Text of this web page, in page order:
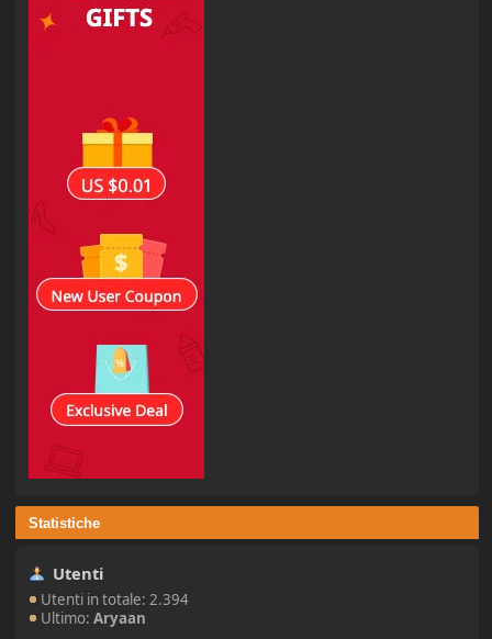
Statistiche
Utenti
Utenti in totale: 2.394
Ultimo:Aryaan